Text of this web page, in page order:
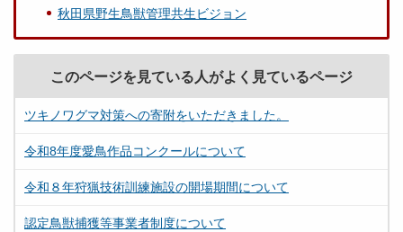
秋田県野生鳥獣管理共生ビジョン
このページを見ている人がよく見ているページ
ツキノワグマ対策への寄附をいただきました。
令和8年度愛鳥作品コンクールについて
令和８年狩猟技術訓練施設の開場期間について
認定鳥獣捕獲等事業者制度について